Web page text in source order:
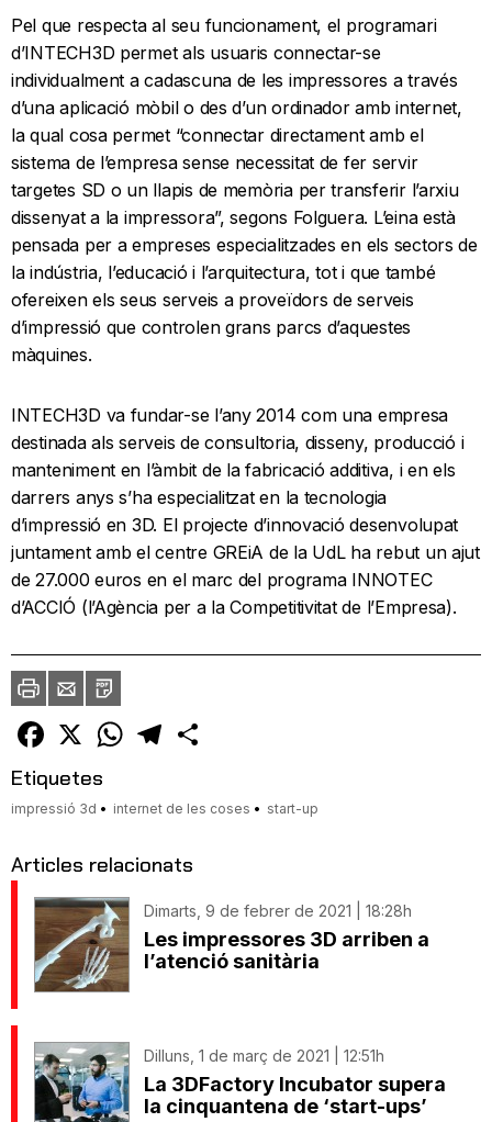
Pel que respecta al seu funcionament, el programari
d’INTECH3D permet als usuaris connectar-se
individualment a cadascuna de les impressores a través
d’una aplicació mòbil o des d’un ordinador amb internet,
la qual cosa permet “connectar directament amb el
sistema de l’empresa sense necessitat de fer servir
targetes SD o un llapis de memòria per transferir l’arxiu
dissenyat a la impressora”, segons Folguera. L’eina està
pensada per a empreses especialitzades en els sectors de
la indústria, l’educació i l’arquitectura, tot i que també
ofereixen els seus serveis a proveïdors de serveis
d’impressió que controlen grans parcs d’aquestes
màquines.
INTECH3D va fundar-se l’any 2014 com una empresa
destinada als serveis de consultoria, disseny, producció i
manteniment en l’àmbit de la fabricació additiva, i en els
darrers anys s’ha especialitzat en la tecnologia
d’impressió en 3D. El projecte d’innovació desenvolupat
juntament amb el centre GREiA de la UdL ha rebut un ajut
de 27.000 euros en el marc del programa INNOTEC
d’ACCIÓ (l’Agència per a la Competitivitat de l’Empresa).
ImprimirEnvia
un
amic
PDF
Facebook
X WhatsAppTelegram
Etiquetes
impressió 3d internet de les coses start-up
Articles relacionats
Dimarts, 9 de febrer de 2021 | 18:28h
Les impressores 3D arriben a
l’atenció sanitària
Dilluns, 1 de març de 2021 | 12:51h
La 3DFactory Incubator supera
la cinquantena de ‘start-ups’